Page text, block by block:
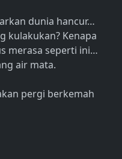
dunia hancur…
kulakukan? Kenapa
merasa seperti ini…
air mata.
pergi berkemah